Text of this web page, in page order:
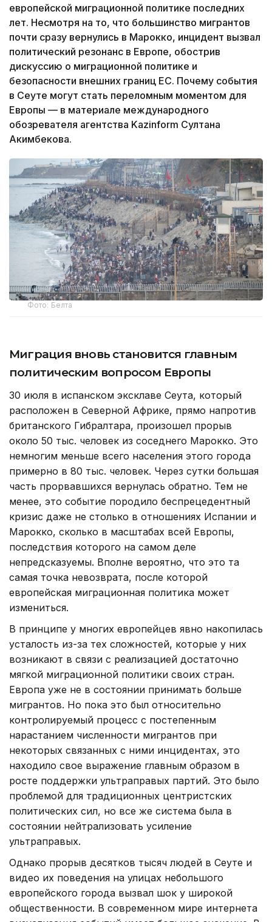
европейской миграционной политике последних
лет. Несмотря на то, что большинство мигрантов
почти сразу вернулись в Марокко, инцидент вызвал
политический резонанс в Европе, обострив
дискуссию о миграционной политике и
безопасности внешних границ ЕС. Почему события
в Сеуте могут стать переломным моментом для
Европы — в материале международного
обозревателя агентства Kazinform Султана
Акимбекова.
Фото: Белта
Миграция вновь становится главным
политическим вопросом Европы
30 июля в испанском эксклаве Сеута, который
расположен в Северной Африке, прямо напротив
британского Гибралтара, произошел прорыв
около 50 тыс. человек из соседнего Марокко. Это
немногим меньше всего населения этого города
примерно в 80 тыс. человек. Через сутки большая
часть прорвавшихся вернулась обратно. Тем не
менее, это событие породило беспрецедентный
кризис даже не столько в отношениях Испании и
Марокко, сколько в масштабах всей Европы,
последствия которого на самом деле
непредсказуемы. Вполне вероятно, что это та
самая точка невозврата, после которой
европейская миграционная политика может
измениться.
В принципе у многих европейцев явно накопилась
усталость из-за тех сложностей, которые у них
возникают в связи с реализацией достаточно
мягкой миграционной политики своих стран.
Европа уже не в состоянии принимать больше
мигрантов. Но пока это был относительно
контролируемый процесс с постепенным
нарастанием численности мигрантов при
некоторых связанных с ними инцидентах, это
находило свое выражение главным образом в
росте поддержки ультраправых партий. Это было
проблемой для традиционных центристских
политических сил, но все же система была в
состоянии нейтрализовать усиление
ультраправых.
Однако прорыв десятков тысяч людей в Сеуте и
видео их поведения на улицах небольшого
европейского города вызвал шок у широкой
общественности. В современном мире интернета